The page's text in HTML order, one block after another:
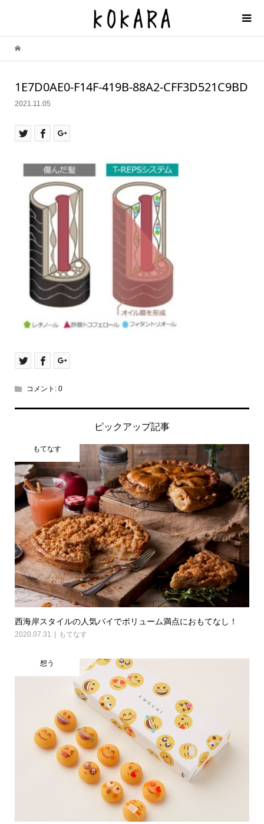
1E7D0AE0-F14F-419B-88A2-CFF3D521C9BD
2021.11.05
コメント: 0
ピックアップ記事
もてなす
西海岸スタイルの人気パイでボリューム満点におもてなし！
2020.07.31 もてなす
想う